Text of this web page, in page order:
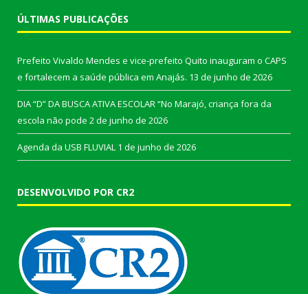
ÚLTIMAS PUBLICAÇÕES
Prefeito Vivaldo Mendes e vice-prefeito Quito inauguram o CAPS
e fortalecem a saúde pública em Anajás. 13 de junho de 2026
DIA “D” DA BUSCA ATIVA ESCOLAR “No Marajó, criança fora da
escola não pode 2 de junho de 2026
Agenda da USB FLUVIAL 1 de junho de 2026
DESENVOLVIDO POR CR2